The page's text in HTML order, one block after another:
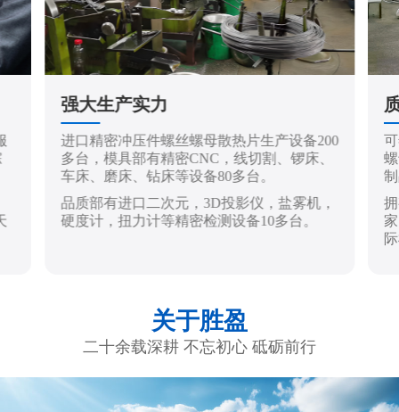
强大生产实力
进口精密冲压件螺丝螺母散热片生产设备200
多台，模具部有精密CNC，线切割、锣床、
车床、磨床、钻床等设备80多台。
品质部有进口二次元，3D投影仪，盐雾机，
硬度计，扭力计等精密检测设备10多台。
关于胜盈
二十余载深耕 不忘初心 砥砺前行